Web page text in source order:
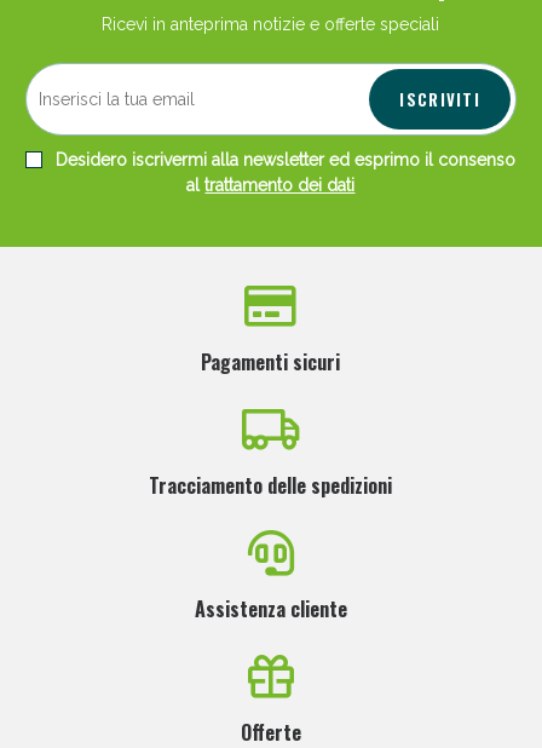
Ricevi in anteprima notizie e offerte speciali
ISCRIVITI
Desidero iscrivermi alla newsletter ed esprimo il consenso
altrattamento dei dati
Pagamenti sicuri
Tracciamento delle spedizioni
Assistenza cliente
Offerte
50%!